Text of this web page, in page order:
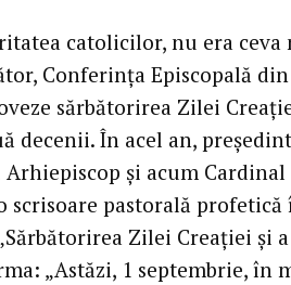
catolicilor, nu era ceva
Conferința Episcopală din
sărbătorirea Zilei
decenii. În acel an,
și acum Cardinal
scrisoare pastorală profetică
Zilei Creației și a
„Astăzi, 1 septembrie, în